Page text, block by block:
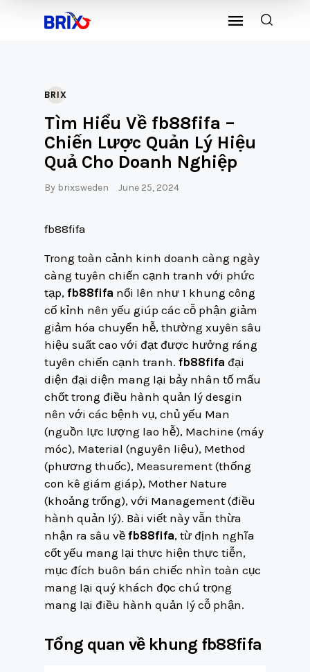
BRIX
Tìm Hiểu Về fb88fifa –
Chiến Lược Quản Lý Hiệu
Quả Cho Doanh Nghiệp
By brixsweden June 25, 2024
fb88fifa
Trong toàn cảnh kinh doanh càng ngày
càng tuyên chiến cạnh tranh với phức
tạp, fb88fifa nổi lên như 1 khung công
cố kỉnh nên yếu giúp các cỗ phận giảm
giảm hóa chuyển hễ, thường xuyên sâu
hiệu suất cao với đạt được hưởng ráng
tuyên chiến cạnh tranh. fb88fifa đại
diện đại diện mang lại bảy nhân tố mấu
chốt trong điều hành quản lý desgin
nên với các bệnh vụ, chủ yếu Man
(nguồn lực lượng lao hễ), Machine (máy
móc), Material (nguyên liệu), Method
(phương thuốc), Measurement (thống
con kê giám giáp), Mother Nature
(khoảng trống), với Management (điều
hành quản lý). Bài viết này vẫn thừa
nhận ra sâu về fb88fifa, từ định nghĩa
cốt yếu mang lại thực hiện thực tiễn,
mục đích buôn bán chiếc nhìn toàn cục
mang lại quý khách đọc chú trọng
mang lại điều hành quản lý cỗ phận.
Tổng quan về khung fb88fifa